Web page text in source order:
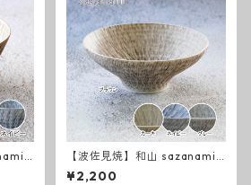
【波佐見焼】和山 sazanami
新色 平碗
¥2,200